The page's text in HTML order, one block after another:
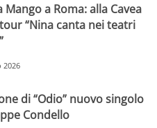
Mango a Roma: alla Cavea
“Nina canta nei teatri
2026
di “Odio” nuovo singolo
Condello